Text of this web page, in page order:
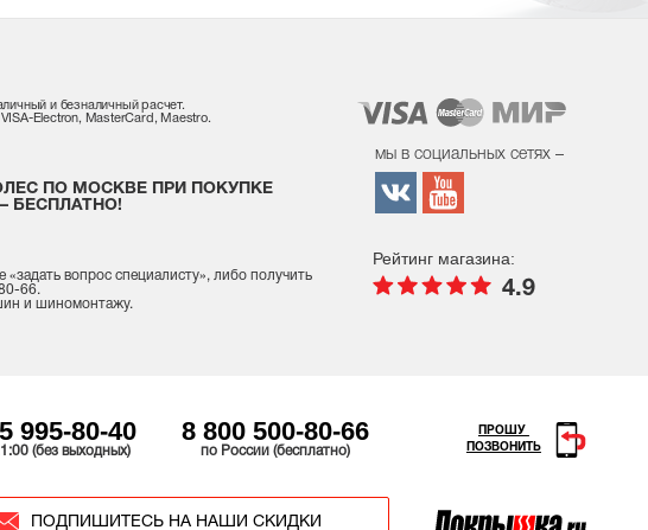
и безналичный расчет.
Electron, MasterCard, Maestro.
ПО МОСКВЕ ПРИ ПОКУПКЕ
БЕСПЛАТНО!
«задать вопрос специалисту», либо получить
66.
и шиномонтажу.
мы в социальных сетях –
Рейтинг магазина:
4.9
995-80-40
(без выходных)
8 800 500-80-66
по России (бесплатно)
ПОДПИШИТЕСЬ НА НАШИ СКИДКИ
ПРОШУ
ПОЗВОНИТЬ